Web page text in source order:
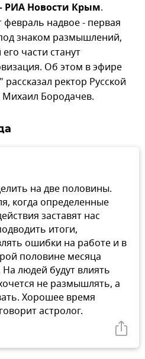
Новости Крым.
февраль надвое - первая
знаком размышлений,
части станут
Об этом в эфире
ректор Русской
Бородачев.
на две половины.
когда определенные
заставят нас
итоги,
ошибки на работе и в
половине месяца
людей будут влиять
не размышлять, а
Хорошее время
астролог.